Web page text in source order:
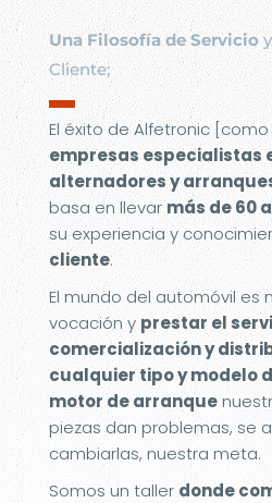
Una Filosofía de Servicioy
Cliente;
▬
El éxito de Alfetronic
empresas especialistas
alternadores y
basa en llevar más de 60
su experiencia y
cliente.
El mundo del automóvil es
vocación y prestar el
comercialización y
cualquier tipo y modelo
motor de arranque
piezas dan problemas, se
cambiarlas, nuestra meta.
Somos un taller donde